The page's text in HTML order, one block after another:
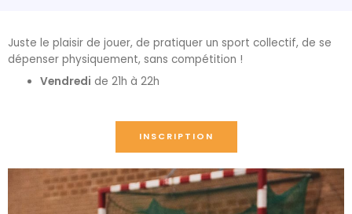
Juste le plaisir de jouer, de pratiquer un sport collectif, de se
dépenser physiquement, sans compétition !
Vendredi de 21h à 22h
INSCRIPTION